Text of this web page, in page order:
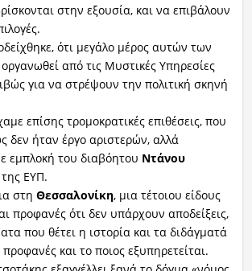
στην εξουσία, και να επιβάλουν
ότι μεγάλο μέρος αυτών των
από τις Μυστικές Υπηρεσίες
για να στρέψουν την πολιτική σκηνή
επίσης τρομοκρατικές επιθέσεις, που
δεν ήταν έργο αριστερών, αλλά
εμπλοκή του διαβόητου Ντάνου
ΕΥΠ.
στη Θεσσαλονίκη, μια τέτοιου είδους
προφανές ότι δεν υπάρχουν αποδείξεις,
που θέτει η ιστορία και τα διδάγματά
και το ποιος εξυπηρετείται.